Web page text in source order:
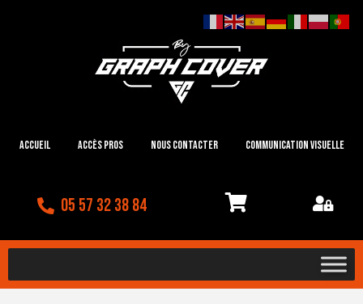
Accueil Accès Pros Nous contacter Communication visuelle
05 57 32 38 84